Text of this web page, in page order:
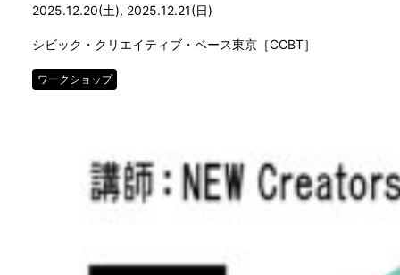
2025.12.20(土), 2025.12.21(日)
シビック・クリエイティブ・ベース東京［CCBT］
ワークショップ